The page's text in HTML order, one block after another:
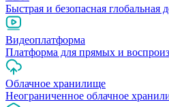
Быстрая и безопасная глобальная
Видеоплатформа
Платформа для прямых и
Облачное хранилище
Неограниченное облачное